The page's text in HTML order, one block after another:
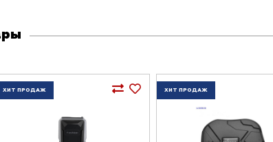
ХИТ ПРОДАЖ ХИТ ПРОДАЖ